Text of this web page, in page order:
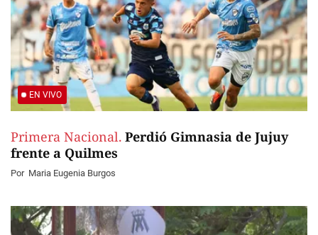
EN VIVO
Primera Nacional. Perdió Gimnasia de Jujuy
frente a Quilmes
Por Maria Eugenia Burgos